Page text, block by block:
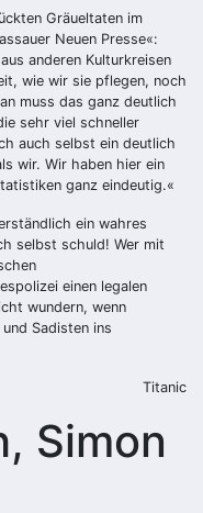
Gräueltaten im
Neuen Presse«:
anderen Kulturkreisen
wie wir sie pflegen, noch
muss das ganz deutlich
sehr viel schneller
auch selbst ein deutlich
wir. Wir haben hier ein
ganz eindeutig.«
ein wahres
selbst schuld! Wer mit
einen legalen
wundern, wenn
Sadisten ins
Titanic
Simon